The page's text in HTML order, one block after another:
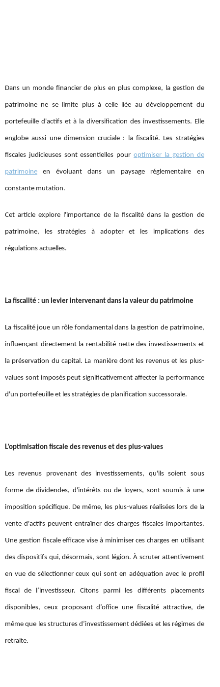
Dans un monde financier de plus en plus complexe, la gestion de
patrimoine ne se limite plus à celle liée au développement du
portefeuille d'actifs et à la diversification des investissements. Elle
englobe aussi une dimension cruciale : la fiscalité. Les stratégies
fiscales judicieuses sont essentielles pouroptimiser la gestion de
patrimoine en évoluant dans un paysage réglementaire en
constante mutation.
Cet article explore l'importance de la fiscalité dans la gestion de
patrimoine, les stratégies à adopter et les implications des
régulations actuelles.
La fiscalité : un levier intervenant dans la valeur du patrimoine
La fiscalité joue un rôle fondamental dans la gestion de patrimoine,
influençant directement la rentabilité nette des investissements et
la préservation du capital. La manière dont les revenus et les plus-
values sont imposés peut significativement affecter la performance
d'un portefeuille et les stratégies de planification successorale.
L’optimisation fiscale des revenus et des plus-values
Les revenus provenant des investissements, qu'ils soient sous
forme de dividendes, d'intérêts ou de loyers, sont soumis à une
imposition spécifique. De même, les plus-values réalisées lors de la
vente d'actifs peuvent entraîner des charges fiscales importantes.
Une gestion fiscale efficace vise à minimiser ces charges en utilisant
des dispositifs qui, désormais, sont légion. À scruter attentivement
en vue de sélectionner ceux qui sont en adéquation avec le profil
fiscal de l’investisseur. Citons parmi les différents placements
disponibles, ceux proposant d’office une fiscalité attractive, de
même que les structures d’investissement dédiées et les régimes de
retraite.